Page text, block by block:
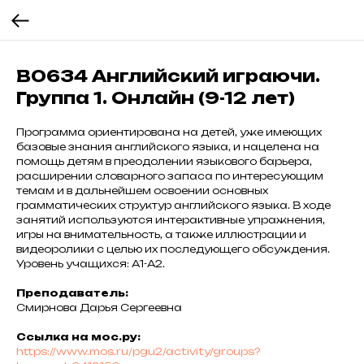
В0634 Английский играючи.
Группа 1. Онлайн (9-12 лет)
Программа ориентирована на детей, уже имеющих
базовые знания английского языка, и нацелена на
помощь детям в преодолении языкового барьера,
расширении словарного запаса по интересующим
темам и в дальнейшем освоении основных
грамматических структур английского языка. В ходе
занятий используются интерактивные упражнения,
игры на внимательность, а также иллюстрации и
видеоролики с целью их последующего обсуждения.
Уровень учащихся: А1-А2.
Преподаватель:
Смирнова Дарья Сергеевна
Ссылка на мос.ру:
https://www.mos.ru/pgu2/activity/groups?